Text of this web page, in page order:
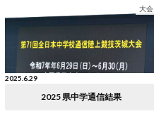
大会
2025.6.29
2025 県中学通信結果